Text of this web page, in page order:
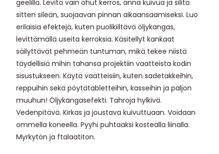
geelillä. Levitä vain ohut kerros, anna kuivua ja silitä
sitten sileän, suojaavan pinnan aikaansaamiseksi. Luo
erilaisia efektejä, kuten puolikiiltävä öljykangas,
levittämällä useita kerroksia. Käsitellyt kankaat
säilyttävät pehmeän tuntuman, mikä tekee niistä
täydellisiä mihin tahansa projektiin vaatteista kodin
sisustukseen. Käytä vaatteisiin, kuten sadetakkeihin,
reppuihin sekä pöytätabletteihin, kasseihin ja paljon
muuhun! Öljykangasefekti. Tahroja hylkivä.
Vedenpitävä. Kirkas ja joustava kuivuttuaan. Voidaan
ommella koneella. Pyyhi puhtaaksi kostealla liinalla.
Myrkytön ja ftalaatiton.